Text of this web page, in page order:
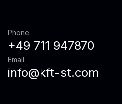
Phone:
+49 711 947870
Email:
info@kft-st.com